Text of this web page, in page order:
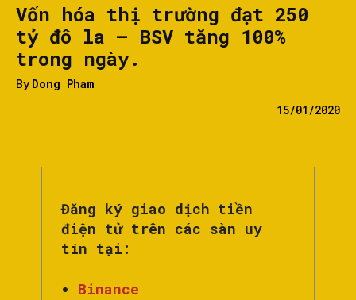
Vốn hóa thị trường đạt 250
tỷ đô la – BSV tăng 100%
trong ngày.
By Dong Pham
15/01/2020
Đăng ký giao dịch tiền
điện tử trên các sàn uy
tín tại:
Binance